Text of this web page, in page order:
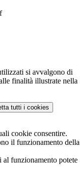
si avvalgono di
finalità illustrate nella
tutti i cookies
cookie consentire.
il funzionamento della
al funzionamento potete